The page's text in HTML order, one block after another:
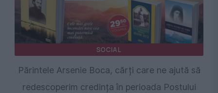
SOCIAL
Părintele Arsenie Boca, cărți care ne ajută să
redescoperim credința în perioada Postului